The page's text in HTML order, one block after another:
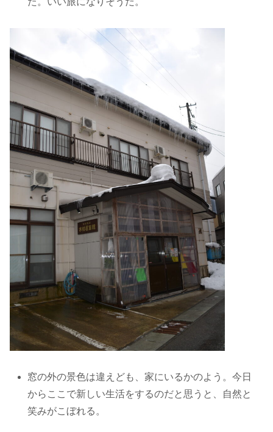
窓の外の景色は違えども、家にいるかのよう。今日
からここで新しい生活をするのだと思うと、自然と
笑みがこぼれる。